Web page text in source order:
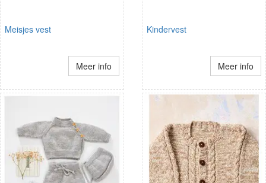
Meisjes vest
Meer info
Kindervest
Meer info